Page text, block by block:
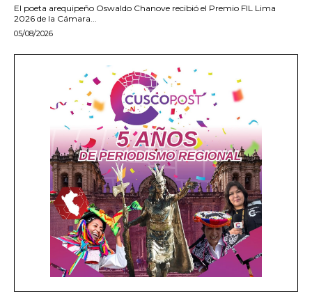
El poeta arequipeño Oswaldo Chanove recibió el Premio FIL Lima
2026 de la Cámara...
05/08/2026